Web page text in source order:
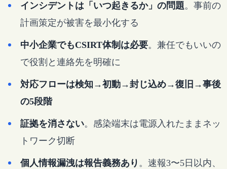
インシデントは「いつ起きるか」の問題。事前の
計画策定が被害を最小化する
中小企業でもCSIRT体制は必要。兼任でもいいの
で役割と連絡先を明確に
対応フローは検知→初動→封じ込め→復旧→事後
の5段階
証拠を消さない。感染端末は電源入れたままネッ
トワーク切断
個人情報漏洩は報告義務あり 。速報3〜5日以内、